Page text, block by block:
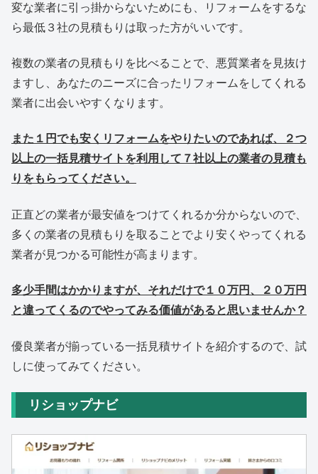
変な業者に引っ掛からないためにも、リフォームをするな
ら最低３社の見積もりは取った方がいいです。
複数の業者の見積もりを比べることで、悪質業者を見抜け
ますし、あなたのニーズに合ったリフォームをしてくれる
業者に出会いやすくなります。
また１円でも安くリフォームをやりたいのであれば、２つ
以上の一括見積サイトを利用して７社以上の業者の見積も
りをもらってください。
正直どの業者が最安値をつけてくれるか分からないので、
多くの業者の見積もりを取ることでより安くやってくれる
業者が見つかる可能性が高まります。
多少手間はかかりますが、それだけで１０万円、２０万円
と違ってくるのでやってみる価値があると思いませんか？
優良業者が揃っている一括見積サイトを紹介するので、試
しに使ってみてください。
リショップナビ